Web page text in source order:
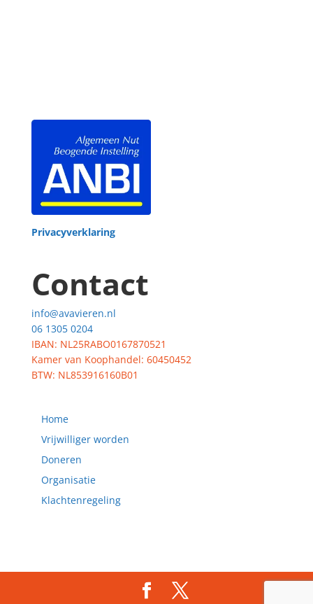
Privacyverklaring
Contact
info@avavieren.nl
06 1305 0204
IBAN: NL25RABO0167870521
Kamer van Koophandel: 60450452
BTW: NL853916160B01
Home
Vrijwilliger worden
Doneren
Organisatie
Klachtenregeling